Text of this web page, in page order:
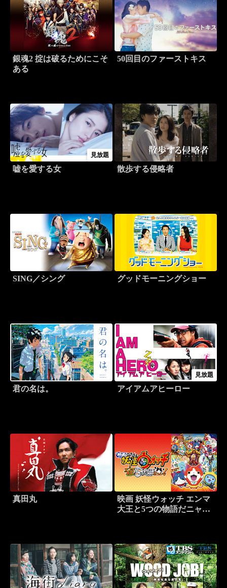
銀魂2 掟は破るためにこそ
ある
50回目のファーストキス
見放題
嘘を愛する女 散歩する侵略者
SING／シング グッドモーニングショー
君の名は。
見放題
アイアムアヒーロー
真田丸
映画 妖怪ウォッチ エンマ
大王と5つの物語だニャ